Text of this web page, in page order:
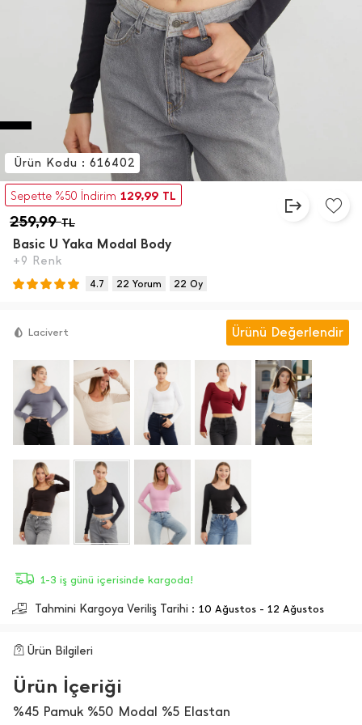
Sepette %50 İndirim 129,99 TL
259,99TL
Basic U Yaka Modal Body
+9 Renk
Ürün Kodu : 616402
4.7 22 Yorum 22 Oy
Lacivert Ürünü Değerlendir
1-3 iş günü içerisinde kargoda!
Tahmini Kargoya Veriliş Tarihi : 10 Ağustos - 12 Ağustos
Ürün Bilgileri
Ürün İçeriği
%45 Pamuk %50 Modal %5 Elastan